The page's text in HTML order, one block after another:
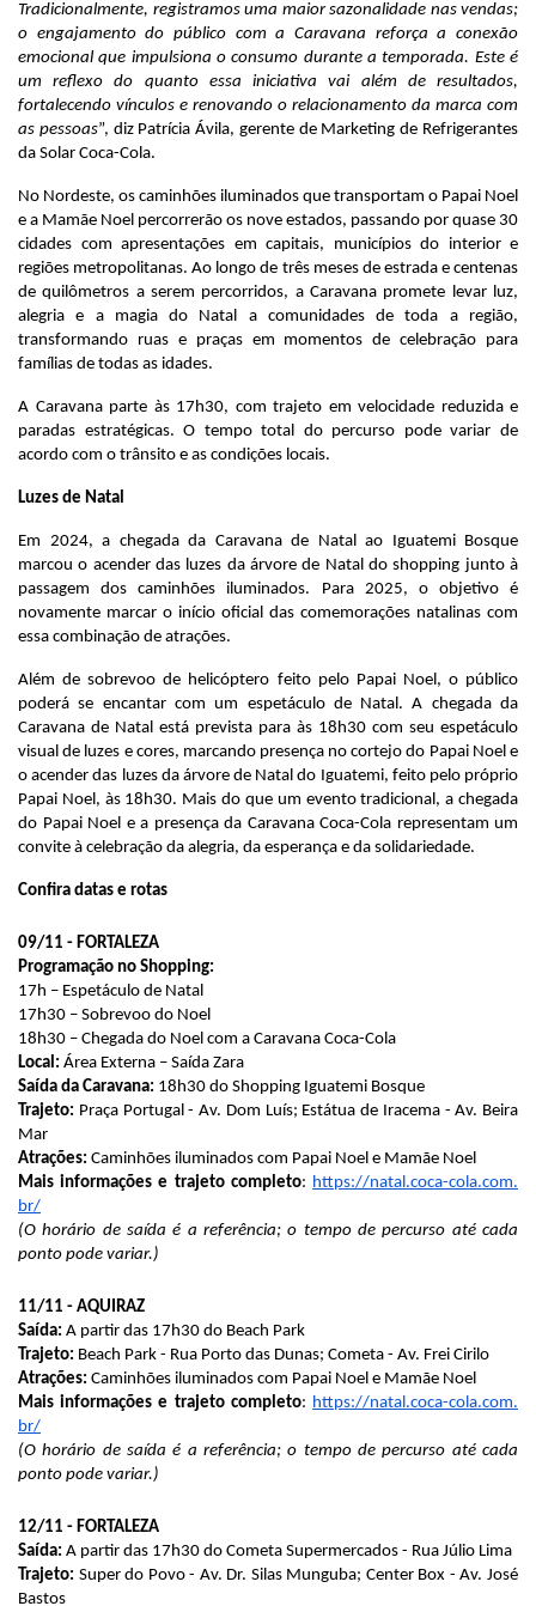
Tradicionalmente, registramos uma maior sazonalidade nas vendas;
o engajamento do público com a Caravana reforça a conexão
emocional que impulsiona o consumo durante a temporada. Este é
um reflexo do quanto essa iniciativa vai além de resultados,
fortalecendo vínculos e renovando o relacionamento da marca com
as pessoas”, diz Patrícia Ávila, gerente de Marketing de Refrigerantes
da Solar Coca-Cola.
No Nordeste, os caminhões iluminados que transportam o Papai Noel
e a Mamãe Noel percorrerão os nove estados, passando por quase 30
cidades com apresentações em capitais, municípios do interior e
regiões metropolitanas. Ao longo de três meses de estrada e centenas
de quilômetros a serem percorridos, a Caravana promete levar luz,
alegria e a magia do Natal a comunidades de toda a região,
transformando ruas e praças em momentos de celebração para
famílias de todas as idades.
A Caravana parte às 17h30, com trajeto em velocidade reduzida e
paradas estratégicas. O tempo total do percurso pode variar de
acordo com o trânsito e as condições locais.
Luzes de Natal
Em 2024, a chegada da Caravana de Natal ao Iguatemi Bosque
marcou o acender das luzes da árvore de Natal do shopping junto à
passagem dos caminhões iluminados. Para 2025, o objetivo é
novamente marcar o início oficial das comemorações natalinas com
essa combinação de atrações.
Além de sobrevoo de helicóptero feito pelo Papai Noel, o público
poderá se encantar com um espetáculo de Natal. A chegada da
Caravana de Natal está prevista para às 18h30 com seu espetáculo
visual de luzes e cores, marcando presença no cortejo do Papai Noel e
o acender das luzes da árvore de Natal do Iguatemi, feito pelo próprio
Papai Noel, às 18h30. Mais do que um evento tradicional, a chegada
do Papai Noel e a presença da Caravana Coca-Cola representam um
convite à celebração da alegria, da esperança e da solidariedade.
Confira datas e rotas
09/11 - FORTALEZA
Programação no Shopping:
17h – Espetáculo de Natal
17h30 – Sobrevoo do Noel
18h30 – Chegada do Noel com a Caravana Coca-Cola
Local: Área Externa – Saída Zara
Saída da Caravana: 18h30 do Shopping Iguatemi Bosque
Trajeto: Praça Portugal - Av. Dom Luís; Estátua de Iracema - Av. Beira
Mar
Atrações: Caminhões iluminados com Papai Noel e Mamãe Noel
Mais informações e trajeto completo: https://natal.coca-cola.com.
br/
(O horário de saída é a referência; o tempo de percurso até cada
ponto pode variar.)
11/11 - AQUIRAZ
Saída: A partir das 17h30 do Beach Park
Trajeto: Beach Park - Rua Porto das Dunas; Cometa - Av. Frei Cirilo
Atrações: Caminhões iluminados com Papai Noel e Mamãe Noel
Mais informações e trajeto completo: https://natal.coca-cola.com.
br/
(O horário de saída é a referência; o tempo de percurso até cada
ponto pode variar.)
12/11 - FORTALEZA
Saída: A partir das 17h30 do Cometa Supermercados - Rua Júlio Lima
Trajeto: Super do Povo - Av. Dr. Silas Munguba; Center Box - Av. José
Bastos